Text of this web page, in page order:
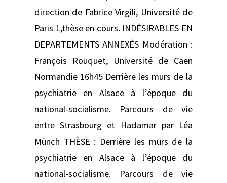
direction de Fabrice Virgili, Université de
Paris 1,thèse en cours. INDÉSIRABLES EN
DEPARTEMENTS ANNEXÉS Modération :
François Rouquet, Université de Caen
Normandie 16h45 Derrière les murs de la
psychiatrie en Alsace à l’époque du
national-socialisme. Parcours de vie
entre Strasbourg et Hadamar par Léa
Münch THÈSE : Derrière les murs de la
psychiatrie en Alsace à l’époque du
national-socialisme. Parcours de vie